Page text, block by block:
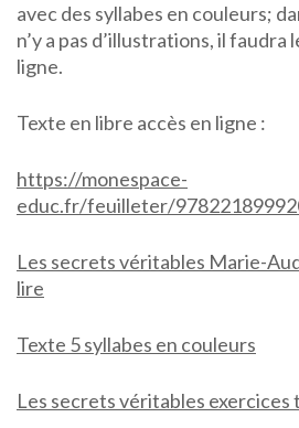
avec des syllabes en couleurs;
n’y a pas d’illustrations, il faudra
ligne.
Texte en libre accès en ligne :
https://monespace-
educ.fr/feuilleter/
Les secrets véritables Marie-
lire
Texte 5 syllabes en couleurs
Les secrets véritables exercices